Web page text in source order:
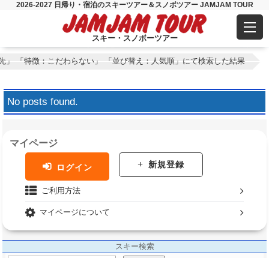
2026-2027 日帰り・宿泊のスキーツアー＆スノボツアー JAMJAM TOUR
スキー・スノボーツアー
「特徴：こだわらない」 「並び替え：人気順」にて検索した結果
No posts found.
マイページ
ログイン 新規登録
ご利用方法
マイページについて
スキー検索